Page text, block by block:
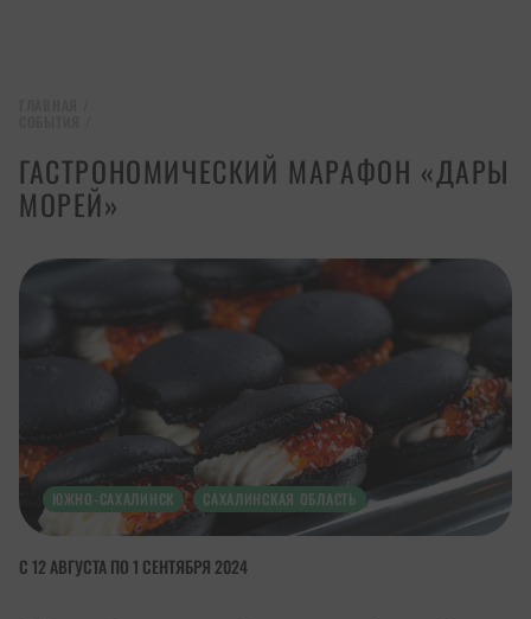
ГАСТРОНОМИЧЕСКИЙ МАРАФОН «ДАРЫ
МОРЕЙ»
ЮЖНО-САХАЛИНСК САХАЛИНСКАЯ ОБЛАСТЬ
С 12 АВГУСТА ПО 1 СЕНТЯБРЯ 2024